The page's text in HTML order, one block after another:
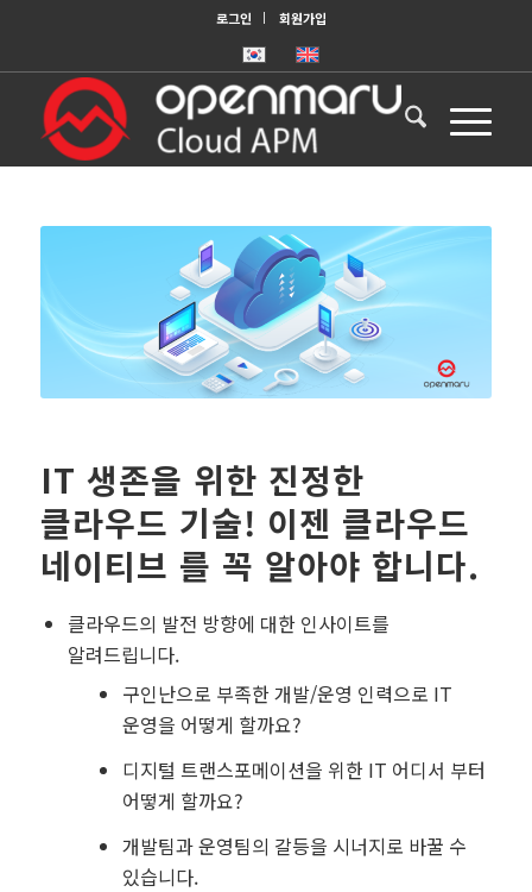
로그인 회원가입
IT 생존을 위한 진정한
클라우드 기술! 이젠 클라우드
네이티브 를 꼭 알아야 합니다.
클라우드의 발전 방향에 대한 인사이트를
알려드립니다.
구인난으로 부족한 개발/운영 인력으로 IT
운영을 어떻게 할까요?
디지털 트랜스포메이션을 위한 IT 어디서 부터
어떻게 할까요?
개발팀과 운영팀의 갈등을 시너지로 바꿀 수
있습니다.